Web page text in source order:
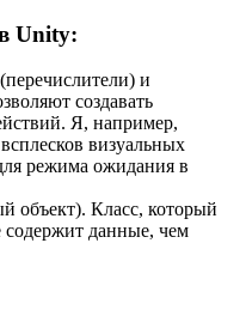
Unity:
и
создавать
Я, например,
визуальных
режима ожидания в
объект). Класс, который
содержит данные, чем